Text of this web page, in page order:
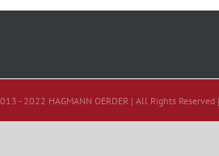
- 2022 HAGMANN OERDER | All Rights Reserved |